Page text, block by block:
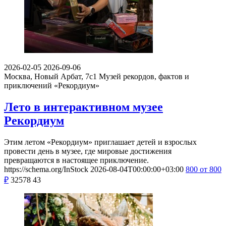
2026-02-05 2026-09-06
Москва, Новый Арбат, 7с1 Музей рекордов, фактов и
приключений «Рекордиум»
Лето в интерактивном музее
Рекордиум
Этим летом «Рекордиум» приглашает детей и взрослых
провести день в музее, где мировые достижения
превращаются в настоящее приключение.
https://schema.org/InStock 2026-08-04T00:00:00+03:00 800 от 800
₽ 32578 43